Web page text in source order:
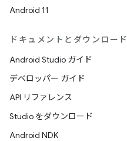
Android 11
ドキュメントとダウンロード
Android Studio ガイド
デベロッパー ガイド
API リファレンス
Studio をダウンロード
Android NDK